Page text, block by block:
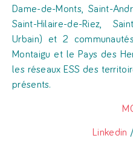
Dame-de-Monts, Saint-
Saint-Hilaire-de-Riez,
Urbain) et 2
Montaigu et le Pays des
les réseaux ESS des
présents.
Linkedin /